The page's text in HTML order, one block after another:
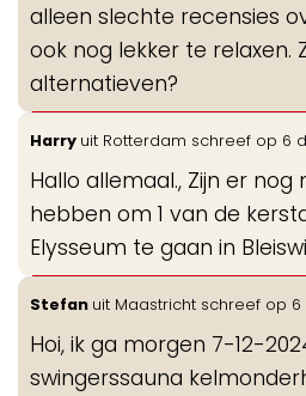
alleen slechte recensies
ook nog lekker te relaxen.
alternatieven?
Harry uit Rotterdam schreef op 6
Hallo allemaal., Zijn er
hebben om 1 van de
Elysseum te gaan in
Stefan uit Maastricht schreef op
Hoi, ik ga morgen 7-12-
swingerssauna